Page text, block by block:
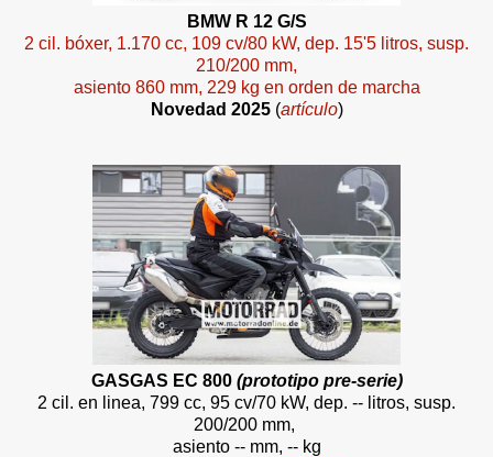
BMW R 12 G/S
2 cil. bóxer, 1.170 cc, 109 cv/80 kW, dep. 15'5 litros, susp.
210/200 mm,
asiento 860 mm, 229 kg en orden de marcha
Novedad 2025(artículo)
GASGAS EC 800 (prototipo pre-serie)
2 cil. en linea, 799 cc, 95 cv/70 kW, dep. -- litros, susp.
200/200 mm,
asiento -- mm, -- kg